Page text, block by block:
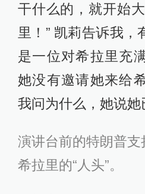
干什么的，就开
里！” 凯莉告诉我，
是一位对希拉里充
她没有邀请她来给
我问为什么，她说她
演讲台前的特朗普
希拉里的“人头”。